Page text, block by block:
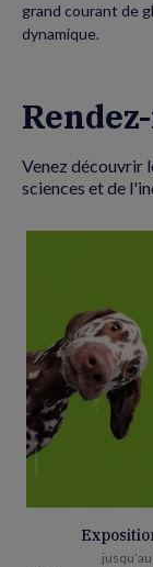
grand courant de
dynamique.
Venez découvrir
sciences et de